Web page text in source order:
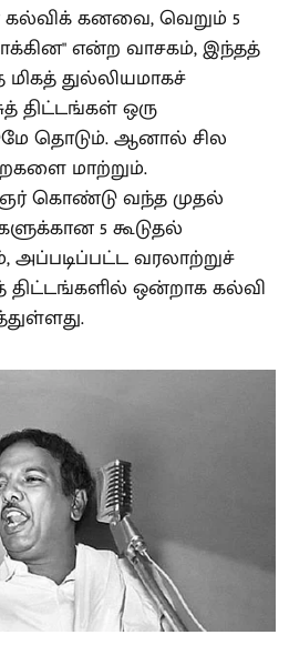
கனவை, வெறும் 5
என்ற வாசகம், இந்தத்
துல்லியமாகச்
திட்டங்கள் ஒரு
தொடும். ஆனால் சில
மாற்றும்.
கொண்டு வந்த முதல்
5 கூடுதல்
வரலாற்றுச்
திட்டங்களில் ஒன்றாக கல்வி